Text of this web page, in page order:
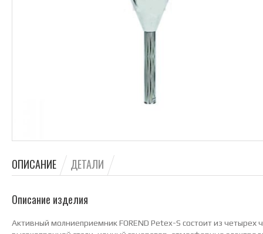
ОПИСАНИЕ ДЕТАЛИ
Описание изделия
Активный молниеприемник FOREND Petex-S состоит из